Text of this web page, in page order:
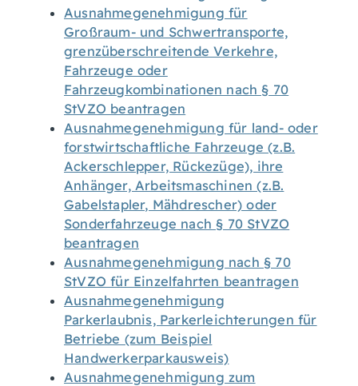
Ausnahmegenehmigung für
Großraum- und Schwertransporte,
grenzüberschreitende Verkehre,
Fahrzeuge oder
Fahrzeugkombinationen nach § 70
StVZO beantragen
Ausnahmegenehmigung für land- oder
forstwirtschaftliche Fahrzeuge (z.B.
Ackerschlepper, Rückezüge), ihre
Anhänger, Arbeitsmaschinen (z.B.
Gabelstapler, Mähdrescher) oder
Sonderfahrzeuge nach § 70 StVZO
beantragen
Ausnahmegenehmigung nach § 70
StVZO für Einzelfahrten beantragen
Ausnahmegenehmigung
Parkerlaubnis, Parkerleichterungen für
Betriebe (zum Beispiel
Handwerkerparkausweis)
Ausnahmegenehmigung zum